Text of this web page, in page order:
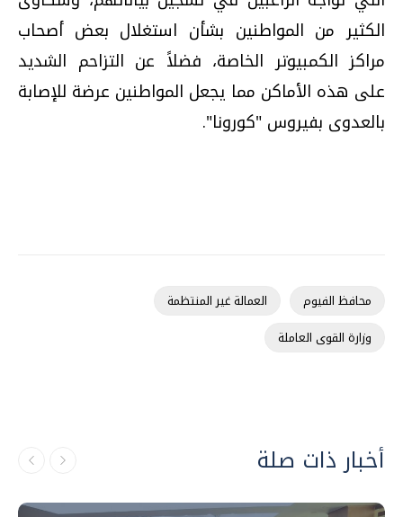
الكثير من المواطنين بشأن استغلال بعض أصحاب
مراكز الكمبيوتر الخاصة، فضلاً عن التزاحم الشديد
على هذه الأماكن مما يجعل المواطنين عرضة للإصابة
بالعدوى بفيروس "كورونا".
محافظ الفيوم
العمالة غير المنتظمة
وزارة القوى العاملة
أخبار ذات صلة